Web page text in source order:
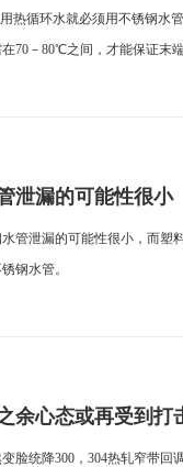
热循环水就必须用不锈钢水
70－80℃之间，才能保证末
泄漏的可能性很小
管泄漏的可能性很小，而塑
钢水管。
余心态或再受到打
脸统降300，304热轧窄带回